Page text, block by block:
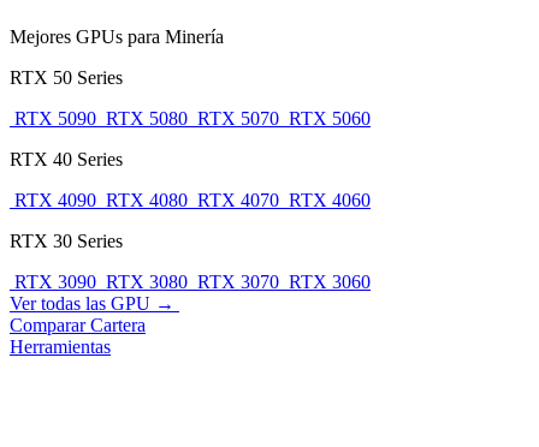
Mejores GPUs para Minería
RTX 50 Series
RTX 5090 RTX 5080 RTX 5070 RTX 5060
RTX 40 Series
RTX 4090 RTX 4080 RTX 4070 RTX 4060
RTX 30 Series
RTX 3090 RTX 3080 RTX 3070 RTX 3060
Ver todas las GPU →
CompararCartera
Herramientas